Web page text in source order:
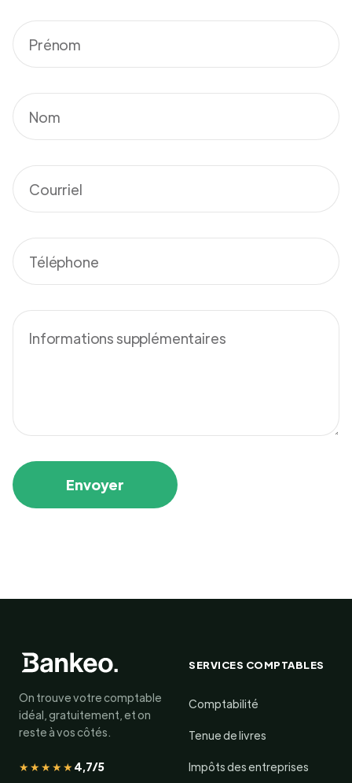
On trouve votre comptable
idéal, gratuitement, et on
reste à vos côtés.
★★★★★4,7/5
SERVICES COMPTABLES
Comptabilité
Tenue de livres
Impôts des entreprises